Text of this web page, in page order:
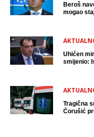
Beroš
mogao
Uhićen
smijenio:
Tragična
Ćorušić